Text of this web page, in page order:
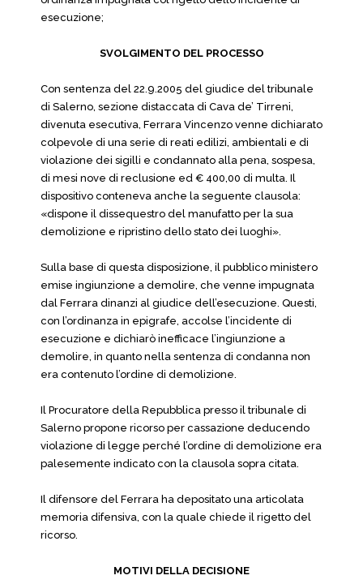
esecuzione;
SVOLGIMENTO DEL PROCESSO
Con sentenza del 22.9.2005 del giudice del tribunale
di Salerno, sezione distaccata di Cava de’ Tirreni,
divenuta esecutiva, Ferrara Vincenzo venne dichiarato
colpevole di una serie di reati edilizi, ambientali e di
violazione dei sigilli e condannato alla pena, sospesa,
di mesi nove di reclusione ed € 400,00 di multa. Il
dispositivo conteneva anche la seguente clausola:
«dispone il dissequestro del manufatto per la sua
demolizione e ripristino dello stato dei luoghi».
Sulla base di questa disposizione, il pubblico ministero
emise ingiunzione a demolire, che venne impugnata
dal Ferrara dinanzi al giudice dell’esecuzione. Questi,
con l’ordinanza in epigrafe, accolse l’incidente di
esecuzione e dichiarò inefficace l’ingiunzione a
demolire, in quanto nella sentenza di condanna non
era contenuto l’ordine di demolizione.
Il Procuratore della Repubblica presso il tribunale di
Salerno propone ricorso per cassazione deducendo
violazione di legge perché l’ordine di demolizione era
palesemente indicato con la clausola sopra citata.
Il difensore del Ferrara ha depositato una articolata
memoria difensiva, con la quale chiede il rigetto del
ricorso.
MOTIVI DELLA DECISIONE